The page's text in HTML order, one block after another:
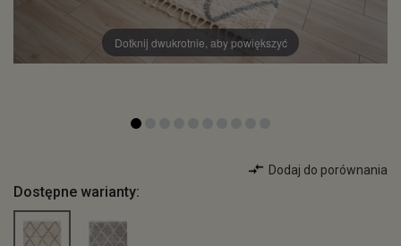
Dotknij dwukrotnie, aby powiększyć
Dodaj do porównania
Dostępne warianty: